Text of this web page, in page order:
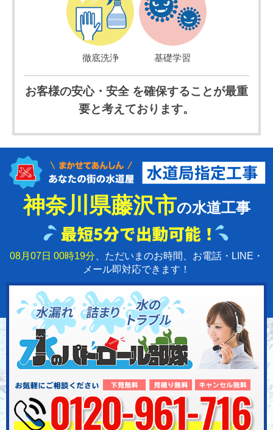
徹底洗浄 基礎学習
お客様の安心・安全 を確保することが最重
要と考えております。
神奈川県藤沢市の水道工事
08月07日 00時19分 、ただいまのお時間、お電話・LINE・
メール即対応できます！